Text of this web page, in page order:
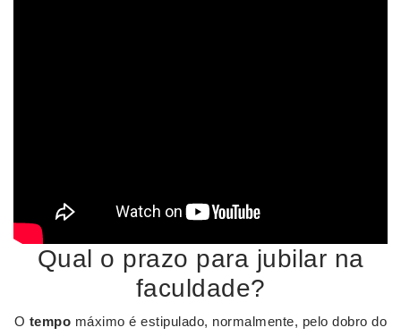
Qual o prazo para jubilar na
faculdade?
O tempo máximo é estipulado, normalmente, pelo dobro do